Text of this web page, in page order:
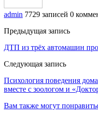
admin 7729 записей 0
Предыдущая запись
ДТП из трёх автомашин
Следующая запись
Психология поведения
вместе с зоологом и
Вам также могут